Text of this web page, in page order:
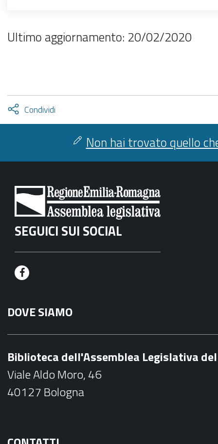
Ultimo aggiornamento: 20/02/2020
Condividi
facebook
twitter
Attiva
condividi
Non hai trovato quello
SEGUICI SUI SOCIAL
F
c
e
o
k
DOVE SIAMO
Biblioteca dell'Assemblea Legislativa
Viale Aldo Moro, 46
40127 Bologna